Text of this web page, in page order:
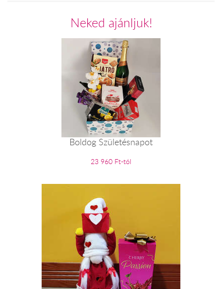
Neked ajánljuk!
Boldog Születésnapot
23 960 Ft-tól